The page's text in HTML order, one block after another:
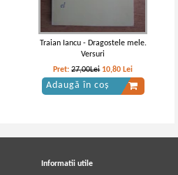
Traian Iancu - Dragostele mele.
Versuri
Pret:27,00Lei 10,80 Lei
Adaugă în coș
Informatii utile